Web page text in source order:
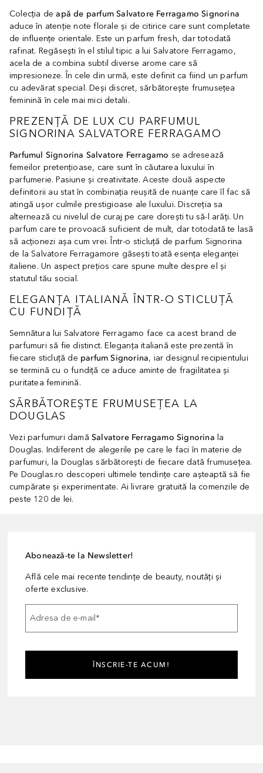
Colecția deapă de parfum Salvatore Ferragamo Signorina
aduce în atenție note florale și de citirice care sunt completate
de influențe orientale. Este un parfum fresh, dar totodată
rafinat. Regăsești în el stilul tipic a lui Salvatore Ferragamo,
acela de a combina subtil diverse arome care să
impresioneze. În cele din urmă, este definit ca fiind un parfum
cu adevărat special. Deși discret, sărbătorește frumusețea
feminină în cele mai mici detalii.
PREZENȚĂ DE LUX CU PARFUMUL
SIGNORINA SALVATORE FERRAGAMO
Parfumul Signorina Salvatore Ferragamo se adresează
femeilor pretențioase, care sunt în căutarea luxului în
parfumerie. Pasiune și creativitate. Aceste două aspecte
definitorii au stat în combinația reușită de nuanțe care îl fac să
atingă ușor culmile prestigioase ale luxului. Discreția sa
alternează cu nivelul de curaj pe care dorești tu să-l arăți. Un
parfum care te provoacă suficient de mult, dar totodată te lasă
să acționezi așa cum vrei. Într-o sticluță de parfum Signorina
de la Salvatore Ferragamore găsești toată esența eleganței
italiene. Un aspect prețios care spune multe despre el și
statutul tău social.
ELEGANȚA ITALIANĂ ÎNTR-O STICLUȚĂ
CU FUNDIȚĂ
Semnătura lui Salvatore Ferragamo face ca acest brand de
parfumuri să fie distinct. Eleganța italiană este prezentă în
fiecare sticluță de parfum Signorina, iar designul recipientului
se termină cu o fundiță ce aduce aminte de fragilitatea și
puritatea feminină.
SĂRBĂTOREȘTE FRUMUSEȚEA LA
DOUGLAS
Vezi parfumuri damă Salvatore Ferragamo Signorina la
Douglas. Indiferent de alegerile pe care le faci în materie de
parfumuri, la Douglas sărbătorești de fiecare dată frumusețea.
Pe Douglas.ro descoperi ultimele tendințe care așteaptă să fie
cumpărate și experimentate. Ai livrare gratuită la comenzile de
peste 120 de lei.
Abonează-te la Newsletter!
Află cele mai recente tendințe de beauty, noutăți și
oferte exclusive.
Adresa de e-mail *
ÎNSCRIE-TE ACUM!